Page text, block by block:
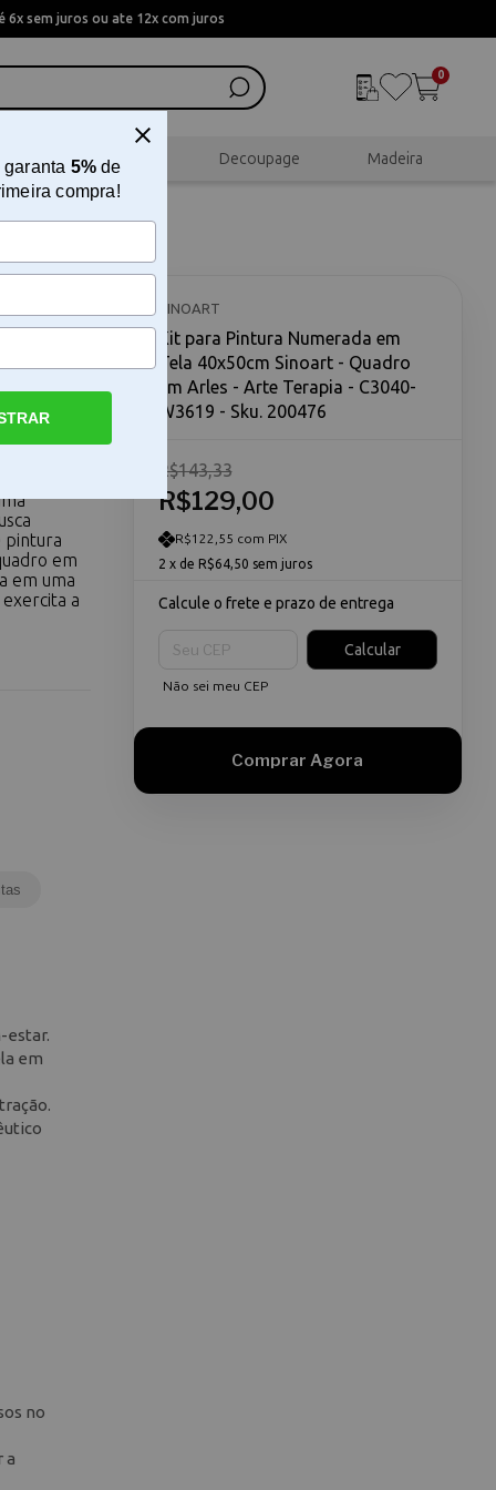
6x sem juros ou ate 12x com juros
0
Scrapbook Decoupage Madeira
- Arte
pintura
em
em uma
a
SINOART
Kit para Pintura Numerada em
Tela 40x50cm Sinoart - Quadro
em Arles - Arte Terapia - C3040-
W3619 - Sku. 200476
R$129,00
R$143,33
R$122,55 com PIX
2 x de R$64,50 sem juros
Calcule o frete e prazo de entrega
Calcular
Não sei meu CEP
estar.
em
no
a
garanta 5%de
compra!